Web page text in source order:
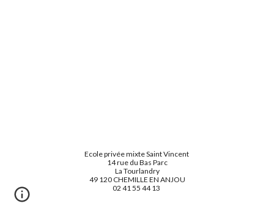
Ecole privée mixte Saint Vincent
14 rue du Bas Parc
La Tourlandry
49 120 CHEMILLE EN ANJOU
02 41 55 44 13